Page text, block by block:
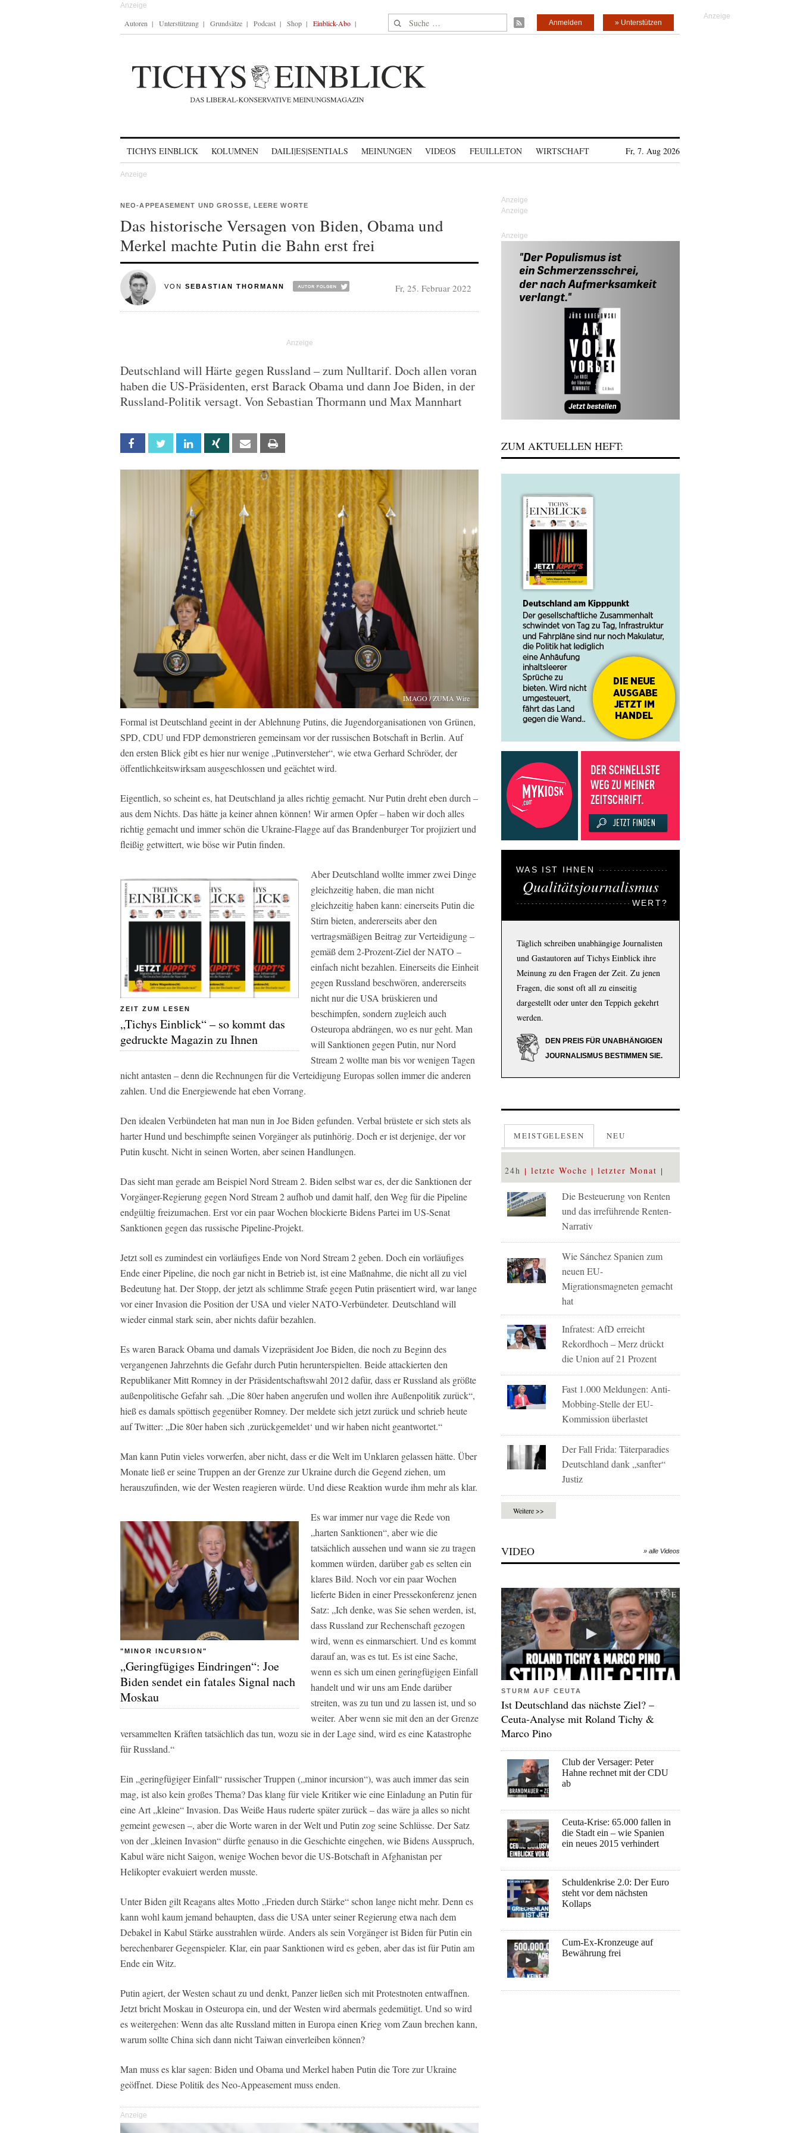
Autoren Unterstützung Grundsätze Podcast Shop Einblick-Abo Suche nach: » Unterstützen
Anmelden
TICHYS EINBLICK KOLUMNEN DAILI|ES|SENTIALS MEINUNGEN VIDEOS FEUILLETON WIRTSCHAFT Fr, 7. Aug 2026
NEO-APPEASEMENT UND GROSSE, LEERE WORTE
Das historische Versagen von Biden, Obama und
Merkel machte Putin die Bahn erst frei
VON SEBASTIAN THORMANN Fr, 25. Februar 2022
Deutschland will Härte gegen Russland – zum Nulltarif. Doch allen voran
haben die US-Präsidenten, erst Barack Obama und dann Joe Biden, in der
Russland-Politik versagt. Von Sebastian Thormann und Max Mannhart
Facebook Twitter Linkedin Xing Email
IMAGO / ZUMA Wire
Formal ist Deutschland geeint in der Ablehnung Putins, die Jugendorganisationen von Grünen,
SPD, CDU und FDP demonstrieren gemeinsam vor der russischen Botschaft in Berlin. Auf
den ersten Blick gibt es hier nur wenige „Putinversteher“, wie etwa Gerhard Schröder, der
öffentlichkeitswirksam ausgeschlossen und geächtet wird.
Eigentlich, so scheint es, hat Deutschland ja alles richtig gemacht. Nur Putin dreht eben durch –
aus dem Nichts. Das hätte ja keiner ahnen können! Wir armen Opfer – haben wir doch alles
richtig gemacht und immer schön die Ukraine-Flagge auf das Brandenburger Tor projiziert und
fleißig getwittert, wie böse wir Putin finden.
ZEIT ZUM LESEN
„Tichys Einblick“ – so kommt das
gedruckte Magazin zu Ihnen
Aber Deutschland wollte immer zwei Dinge
gleichzeitig haben, die man nicht
gleichzeitig haben kann: einerseits Putin die
Stirn bieten, andererseits aber den
vertragsmäßigen Beitrag zur Verteidigung –
gemäß dem 2-Prozent-Ziel der NATO –
einfach nicht bezahlen. Einerseits die Einheit
gegen Russland beschwören, andererseits
nicht nur die USA brüskieren und
beschimpfen, sondern zugleich auch
Osteuropa abdrängen, wo es nur geht. Man
will Sanktionen gegen Putin, nur Nord
Stream 2 wollte man bis vor wenigen Tagen
nicht antasten – denn die Rechnungen für die Verteidigung Europas sollen immer die anderen
zahlen. Und die Energiewende hat eben Vorrang.
Den idealen Verbündeten hat man nun in Joe Biden gefunden. Verbal brüstete er sich stets als
harter Hund und beschimpfte seinen Vorgänger als putinhörig. Doch er ist derjenige, der vor
Putin kuscht. Nicht in seinen Worten, aber seinen Handlungen.
Das sieht man gerade am Beispiel Nord Stream 2. Biden selbst war es, der die Sanktionen der
Vorgänger-Regierung gegen Nord Stream 2 aufhob und damit half, den Weg für die Pipeline
endgültig freizumachen. Erst vor ein paar Wochen blockierte Bidens Partei im US-Senat
Sanktionen gegen das russische Pipeline-Projekt.
Jetzt soll es zumindest ein vorläufiges Ende von Nord Stream 2 geben. Doch ein vorläufiges
Ende einer Pipeline, die noch gar nicht in Betrieb ist, ist eine Maßnahme, die nicht all zu viel
Bedeutung hat. Der Stopp, der jetzt als schlimme Strafe gegen Putin präsentiert wird, war lange
vor einer Invasion die Position der USA und vieler NATO-Verbündeter. Deutschland will
wieder einmal stark sein, aber nichts dafür bezahlen.
Es waren Barack Obama und damals Vizepräsident Joe Biden, die noch zu Beginn des
vergangenen Jahrzehnts die Gefahr durch Putin herunterspielten. Beide attackierten den
Republikaner Mitt Romney in der Präsidentschaftswahl 2012 dafür, dass er Russland als größte
außenpolitische Gefahr sah. „Die 80er haben angerufen und wollen ihre Außenpolitik zurück“,
hieß es damals spöttisch gegenüber Romney. Der meldete sich jetzt zurück und schrieb heute
auf Twitter: „Die 80er haben sich ‚zurückgemeldet‘ und wir haben nicht geantwortet.“
Man kann Putin vieles vorwerfen, aber nicht, dass er die Welt im Unklaren gelassen hätte. Über
Monate ließ er seine Truppen an der Grenze zur Ukraine durch die Gegend ziehen, um
herauszufinden, wie der Westen reagieren würde. Und diese Reaktion wurde ihm mehr als klar.
"MINOR INCURSION"
„Geringfügiges Eindringen“: Joe
Biden sendet ein fatales Signal nach
Moskau
Es war immer nur vage die Rede von
„harten Sanktionen“, aber wie die
tatsächlich aussehen und wann sie zu tragen
kommen würden, darüber gab es selten ein
klares Bild. Noch vor ein paar Wochen
lieferte Biden in einer Pressekonferenz jenen
Satz: „Ich denke, was Sie sehen werden, ist,
dass Russland zur Rechenschaft gezogen
wird, wenn es einmarschiert. Und es kommt
darauf an, was es tut. Es ist eine Sache,
wenn es sich um einen geringfügigen Einfall
handelt und wir uns am Ende darüber
streiten, was zu tun und zu lassen ist, und so
weiter. Aber wenn sie mit den an der Grenze
versammelten Kräften tatsächlich das tun, wozu sie in der Lage sind, wird es eine Katastrophe
für Russland.“
Ein „geringfügiger Einfall“ russischer Truppen („minor incursion“), was auch immer das sein
mag, ist also kein großes Thema? Das klang für viele Kritiker wie eine Einladung an Putin für
eine Art „kleine“ Invasion. Das Weiße Haus ruderte später zurück – das wäre ja alles so nicht
gemeint gewesen –, aber die Worte waren in der Welt und Putin zog seine Schlüsse. Der Satz
von der „kleinen Invasion“ dürfte genauso in die Geschichte eingehen, wie Bidens Ausspruch,
Kabul wäre nicht Saigon, wenige Wochen bevor die US-Botschaft in Afghanistan per
Helikopter evakuiert werden musste.
Unter Biden gilt Reagans altes Motto „Frieden durch Stärke“ schon lange nicht mehr. Denn es
kann wohl kaum jemand behaupten, dass die USA unter seiner Regierung etwa nach dem
Debakel in Kabul Stärke ausstrahlen würde. Anders als sein Vorgänger ist Biden für Putin ein
berechenbarer Gegenspieler. Klar, ein paar Sanktionen wird es geben, aber das ist für Putin am
Ende ein Witz.
Putin agiert, der Westen schaut zu und denkt, Panzer ließen sich mit Protestnoten entwaffnen.
Jetzt bricht Moskau in Osteuropa ein, und der Westen wird abermals gedemütigt. Und so wird
es weitergehen: Wenn das alte Russland mitten in Europa einen Krieg vom Zaun brechen kann,
warum sollte China sich dann nicht Taiwan einverleiben können?
Man muss es klar sagen: Biden und Obama und Merkel haben Putin die Tore zur Ukraine
geöffnet. Diese Politik des Neo-Appeasement muss enden.
Anzeige
Anzeige
ZUM AKTUELLEN HEFT:
WAS IST IHNEN
Qualitätsjournalismus
WERT?
Täglich schreiben unabhängige Journalisten
und Gastautoren auf Tichys Einblick ihre
Meinung zu den Fragen der Zeit. Zu jenen
Fragen, die sonst oft all zu einseitig
dargestellt oder unter den Teppich gekehrt
werden.
DEN PREIS FÜR UNABHÄNGIGEN
JOURNALISMUS BESTIMMEN SIE.
MEISTGELESEN NEU
24h letzte Woche letzter Monat
Die Besteuerung von Renten
und das irreführende Renten-
Narrativ
Wie Sánchez Spanien zum
neuen EU-
Migrationsmagneten gemacht
hat
Infratest: AfD erreicht
Rekordhoch – Merz drückt
die Union auf 21 Prozent
Fast 1.000 Meldungen: Anti-
Mobbing-Stelle der EU-
Kommission überlastet
Der Fall Frida: Täterparadies
Deutschland dank „sanfter“
Justiz
Weitere >>
VIDEO » alle Videos
STURM AUF CEUTA
Ist Deutschland das nächste Ziel? –
Ceuta-Analyse mit Roland Tichy &
Marco Pino
Club der Versager: Peter
Hahne rechnet mit der CDU
ab
Ceuta-Krise: 65.000 fallen in
die Stadt ein – wie Spanien
ein neues 2015 verhindert
Schuldenkrise 2.0: Der Euro
steht vor dem nächsten
Kollaps
Cum-Ex-Kronzeuge auf
Bewährung frei